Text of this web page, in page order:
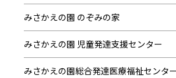
みさかえの園 のぞみの家
みさかえの園 児童発達支援センター
みさかえの園総合発達医療福祉センタ